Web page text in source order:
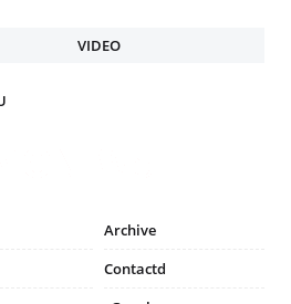
VIDEO
Archive
Contactd